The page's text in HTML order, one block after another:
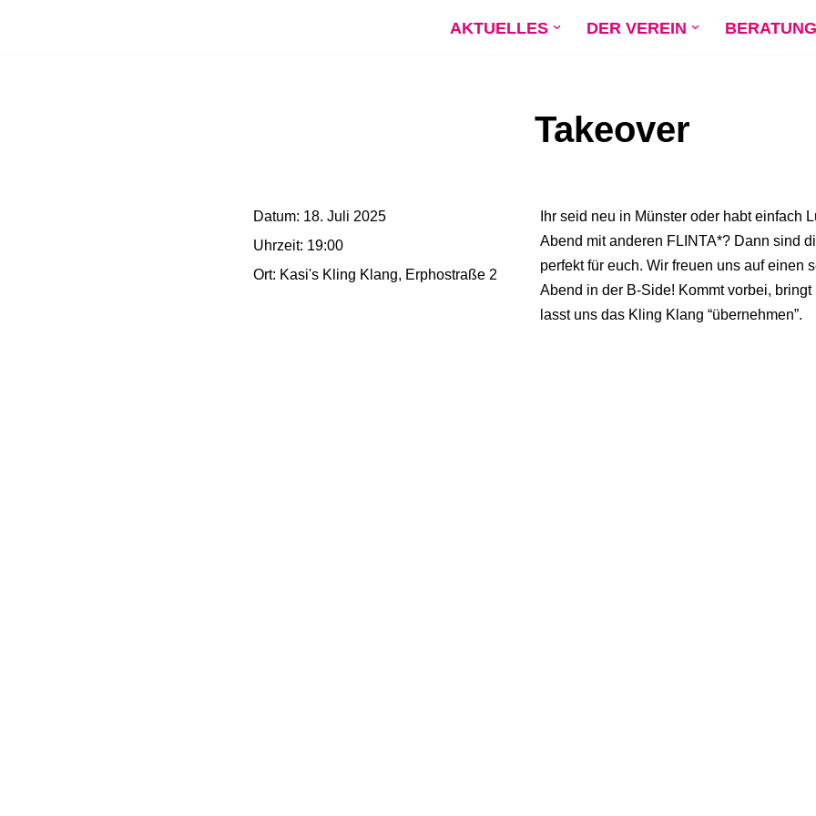
AKTUELLES DER VEREIN BERATUNG
Takeover
Datum: 18. Juli 2025
Uhrzeit: 19:00
Ort: Kasi's Kling Klang, Erphostraße 2
Ihr seid neu in Münster oder habt einfach
Abend mit anderen FLINTA*? Dann sind
perfekt für euch. Wir freuen uns auf einen
Abend in der B-Side! Kommt vorbei,
lasst uns das Kling Klang “übernehmen”.